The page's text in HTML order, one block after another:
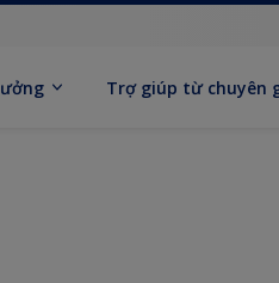
Trợ giúp từ chuyên